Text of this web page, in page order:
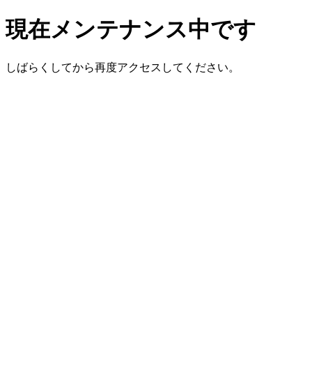
現在メンテナンス中です
しばらくしてから再度アクセスしてください。